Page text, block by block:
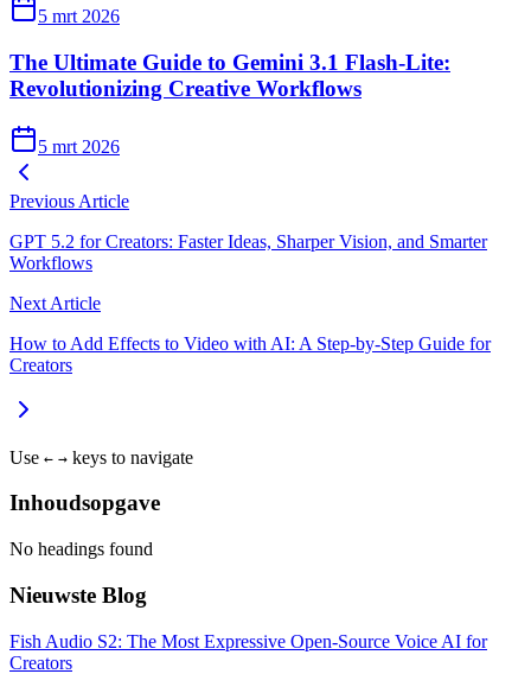
5 mrt 2026
The Ultimate Guide to Gemini 3.1 Flash-Lite:
Revolutionizing Creative Workflows
5 mrt 2026
Previous Article
GPT 5.2 for Creators: Faster Ideas, Sharper Vision, and Smarter
Workflows
Next Article
How to Add Effects to Video with AI: A Step‑by‑Step Guide for
Creators
Use ← → keys to navigate
Inhoudsopgave
No headings found
Nieuwste Blog
Fish Audio S2: The Most Expressive Open-Source Voice AI for
Creators